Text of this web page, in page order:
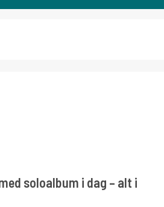
soloalbum i dag – alt i